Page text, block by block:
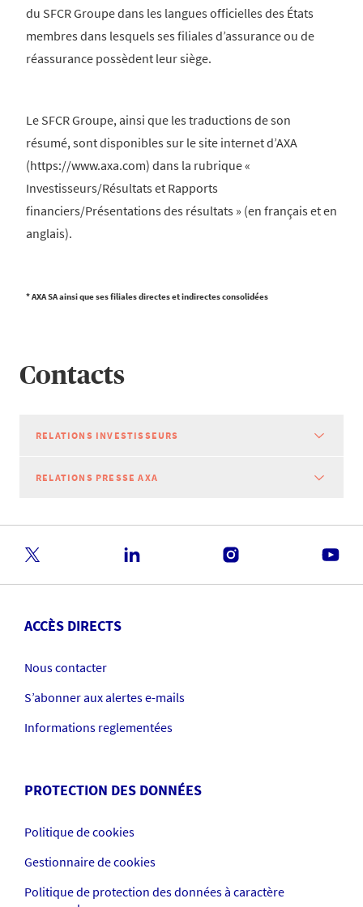
du SFCR Groupe dans les langues officielles des États
membres dans lesquels ses filiales d’assurance ou de
réassurance possèdent leur siège.
Le SFCR Groupe, ainsi que les traductions de son
résumé, sont disponibles sur le site internet d’AXA
(https://www.axa.com) dans la rubrique «
Investisseurs/Résultats et Rapports
financiers/Présentations des résultats » (en français et en
anglais).
* AXA SA ainsi que ses filiales directes et indirectes consolidées
Contacts
RELATIONS INVESTISSEURS
RELATIONS PRESSE AXA
ACCÈS DIRECTS
Nous contacter
S’abonner aux alertes e-mails
Informations reglementées
PROTECTION DES DONNÉES
Politique de cookies
Gestionnaire de cookies
Politique de protection des données à caractère